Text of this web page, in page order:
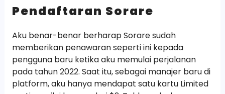
Pendaftaran Sorare
Aku benar-benar berharap Sorare sudah
memberikan penawaran seperti ini kepada
pengguna baru ketika aku memulai perjalanan
pada tahun 2022. Saat itu, sebagai manajer baru di
platform, aku hanya mendapat satu kartu Limited